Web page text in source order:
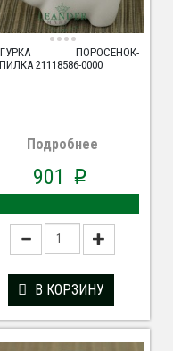
ПОРОСЕНОК-
21118586-0000
Подробнее
901 p
В КОРЗИНУ